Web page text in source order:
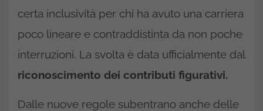
certa inclusività per chi ha avuto una carriera
poco lineare e contraddistinta da non poche
interruzioni. La svolta è data ufficialmente dal
riconoscimento dei contributi figurativi.
Dalle nuove regole subentrano anche delle